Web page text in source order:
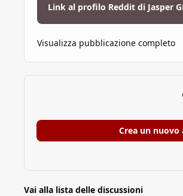
Link al profilo Reddit di Jasper
Visualizza pubblicazione completo
Crea un nuovo
Vai alla lista delle discussioni